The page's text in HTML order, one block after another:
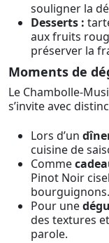
souligner la
Desserts :
aux fruits
préserver la
Moments de
Le Chambolle-
s’invite avec
Lors d’un
cuisine de
Comme
Pinot Noir
bourguignons.
Pour une
des textures
parole.